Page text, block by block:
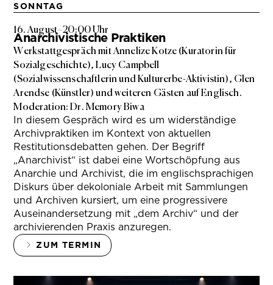
SONNTAG
16. August–20:00 Uhr
Anarchivistische Praktiken
Werkstattgespräch mit Annelize Kotze (Kuratorin für
Sozialgeschichte), Lucy Campbell
(Sozialwissenschaftlerin und Kulturerbe-Aktivistin), Glen
Arendse (Künstler) und weiteren Gästen auf Englisch.
Moderation: Dr. Memory Biwa
In diesem Gespräch wird es um widerständige
Archivpraktiken im Kontext von aktuellen
Restitutionsdebatten gehen. Der Begriff
„Anarchivist“ ist dabei eine Wortschöpfung aus
Anarchie und Archivist, die im englischsprachigen
Diskurs über dekoloniale Arbeit mit Sammlungen
und Archiven kursiert, um eine progressivere
Auseinandersetzung mit „dem Archiv“ und der
archivierenden Praxis anzuregen.
ZUM TERMIN